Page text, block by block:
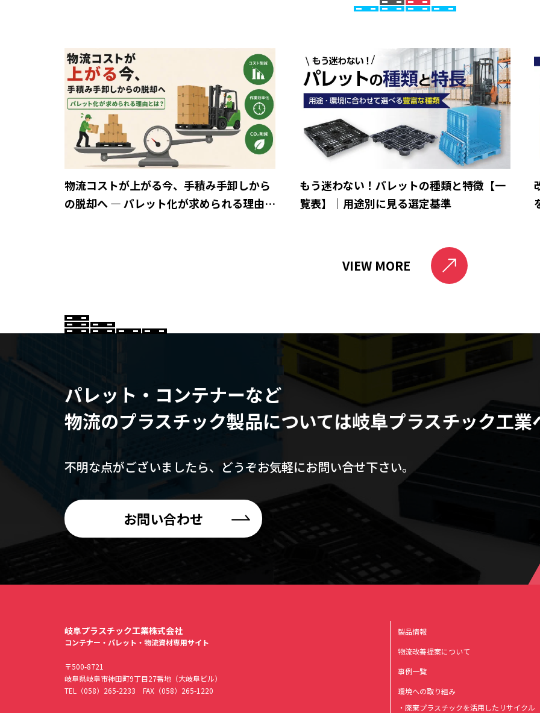
物流コストが上がる今、手積み手卸しから
の脱却へ ― パレット化が求められる理由と
もう迷わない！パレットの種類と特徴【一
覧表】｜用途別に見る選定基準
VIEW MORE
パレット・コンテナーなど
物流のプラスチック製品については岐阜プラスチック工業
不明な点がございましたら、 どうぞお気軽にお問い合せ下さい。
お問い合わせ
製品情報
物流改善提案について
事例一覧
環境への取り組み
・廃棄プラスチックを活用したリサイクル
岐阜プラスチック工業株式会社
コンテナー・パレット・物流資材専用サイト
〒500-8721
岐阜県岐阜市神田町9丁目27番地（大岐阜ビル）
TEL
（058）265-2233 FAX（058）265-1220